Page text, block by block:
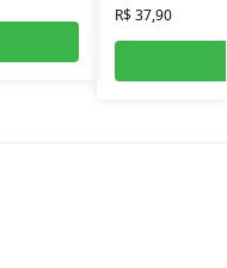
R$37,90